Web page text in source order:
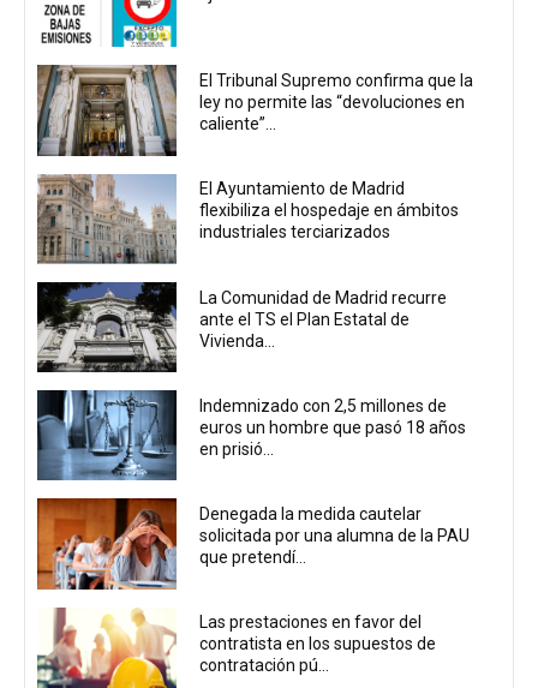
El Tribunal Supremo confirma que la
ley no permite las “devoluciones en
caliente”...
El Ayuntamiento de Madrid
flexibiliza el hospedaje en ámbitos
industriales terciarizados
La Comunidad de Madrid recurre
ante el TS el Plan Estatal de
Vivienda...
Indemnizado con 2,5 millones de
euros un hombre que pasó 18 años
en prisió...
Denegada la medida cautelar
solicitada por una alumna de la PAU
que pretendí...
Las prestaciones en favor del
contratista en los supuestos de
contratación pú...